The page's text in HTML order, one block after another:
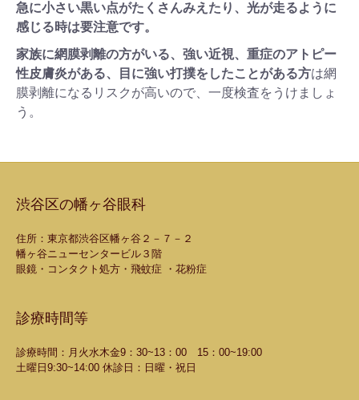
急に小さい黒い点がたくさんみえたり、光が走るように
感じる時は要注意です。
家族に網膜剥離の方がいる、強い近視、重症のアトピー
性皮膚炎がある、目に強い打撲をしたことがある方は網
膜剥離になるリスクが高いので、一度検査をうけましょ
う。
渋谷区の幡ヶ谷眼科
住所：東京都渋谷区幡ヶ谷２－７－２
幡ヶ谷ニューセンタービル３階
眼鏡・コンタクト処方・飛蚊症 ・花粉症
診療時間等
診療時間：月火水木金9：30~13：00 15：00~19:00
土曜日9:30~14:00 休診日：日曜・祝日